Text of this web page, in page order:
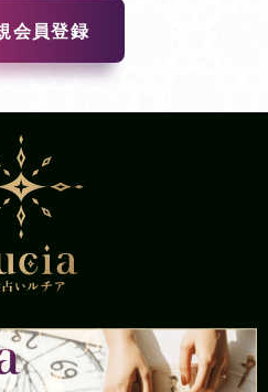
会員登録